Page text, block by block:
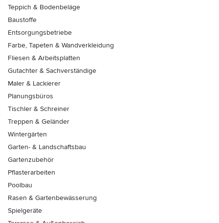
Teppich & Bodenbeläge
Baustoffe
Entsorgungsbetriebe
Farbe, Tapeten & Wandverkleidung
Fliesen & Arbeitsplatten
Gutachter & Sachverständige
Maler & Lackierer
Planungsbüros
Tischler & Schreiner
Treppen & Geländer
Wintergärten
Garten- & Landschaftsbau
Gartenzubehör
Pflasterarbeiten
Poolbau
Rasen & Gartenbewässerung
Spielgeräte